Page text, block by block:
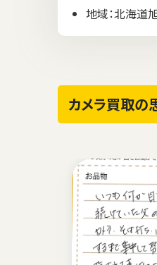
地域：北海
カメラ買取の